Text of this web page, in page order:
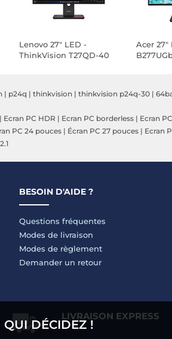
QUI DÉCIDEZ !
Lenovo 27" LED -
ThinkVision T27QD-40
Acer 27"
| p24q | thinkvision | thinkvision p24q-30 |
| Ecran PC HDR | Ecran PC borderless | Ecran
PC 24 pouces | Écran PC 27 pouces | Ecran
BESOIN D'AIDE ?
Questions fréquentes
Modes de livraison
Modes de règlement
Demander un retour
LIVRAISON EXPRESS